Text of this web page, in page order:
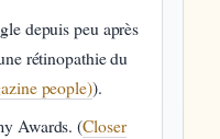
depuis peu après
rétinopathie du
people)).
Awards. (Closer